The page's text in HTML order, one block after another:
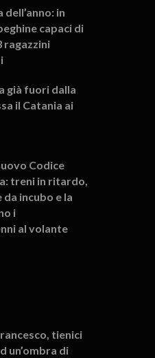
in
capaci di
ragazzini
già fuori dalla
il Catania ai
Codice
treni in ritardo,
incubo e la
i
al volante
tienici
un’ombra di